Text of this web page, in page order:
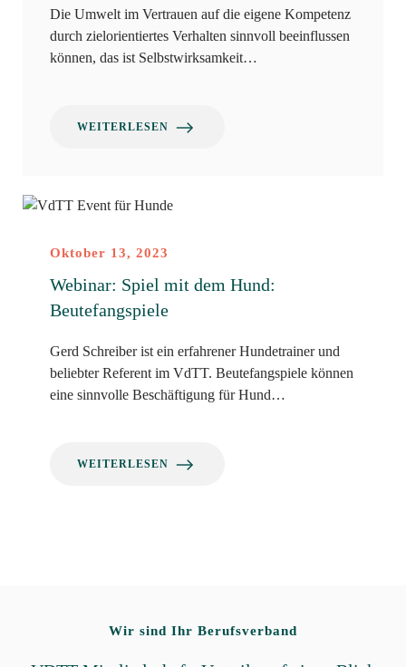
Die Umwelt im Vertrauen auf die eigene Kompetenz
durch zielorientiertes Verhalten sinnvoll beeinflussen
können, das ist Selbstwirksamkeit…
WEITERLESEN
Oktober 13, 2023
Webinar: Spiel mit dem Hund:
Beutefangspiele
Gerd Schreiber ist ein erfahrener Hundetrainer und
beliebter Referent im VdTT. Beutefangspiele können
eine sinnvolle Beschäftigung für Hund…
WEITERLESEN
Wir sind Ihr Berufsverband